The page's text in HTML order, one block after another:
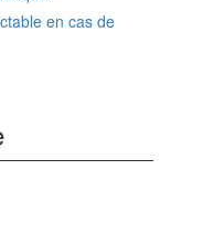
en cas de